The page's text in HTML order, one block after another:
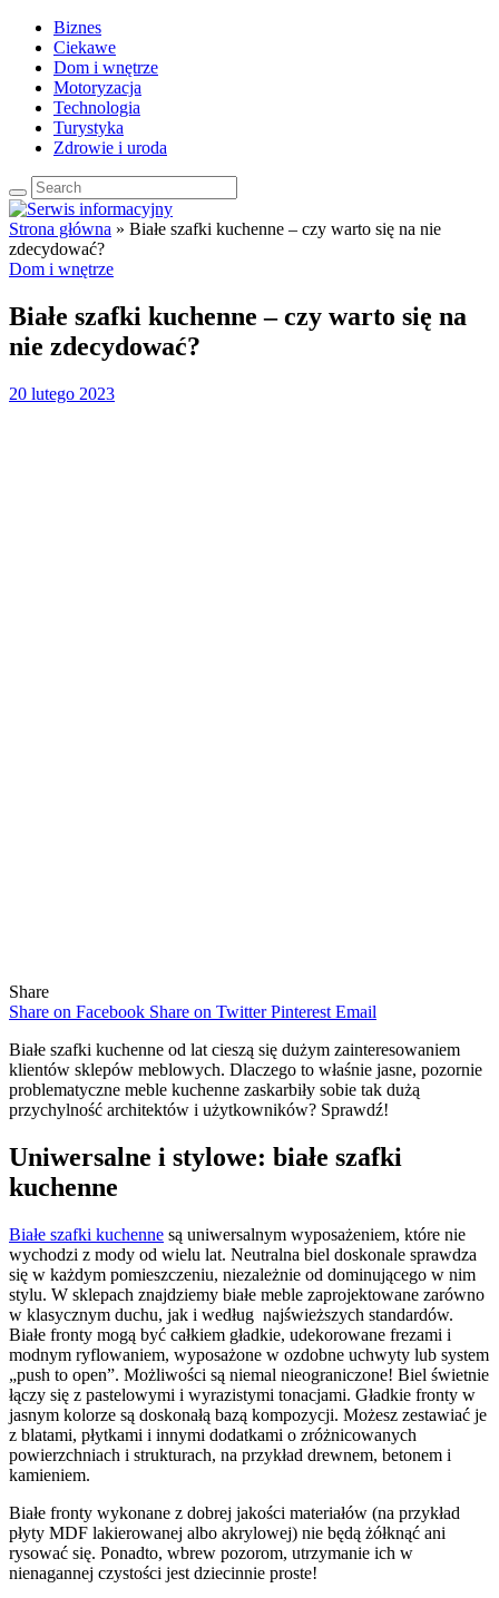
Biznes
Ciekawe
Dom i wnętrze
Motoryzacja
Technologia
Turystyka
Zdrowie i uroda
Strona główna » Białe szafki kuchenne – czy warto się na nie
zdecydować?
Dom i wnętrze
Białe szafki kuchenne – czy warto się na
nie zdecydować?
20 lutego 2023
Share
Share on Facebook Share on Twitter Pinterest Email
Białe szafki kuchenne od lat cieszą się dużym zainteresowaniem
klientów sklepów meblowych. Dlaczego to właśnie jasne, pozornie
problematyczne meble kuchenne zaskarbiły sobie tak dużą
przychylność architektów i użytkowników? Sprawdź!
Uniwersalne i stylowe: białe szafki
kuchenne
Białe szafki kuchenne są uniwersalnym wyposażeniem, które nie
wychodzi z mody od wielu lat. Neutralna biel doskonale sprawdza
się w każdym pomieszczeniu, niezależnie od dominującego w nim
stylu. W sklepach znajdziemy białe meble zaprojektowane zarówno
w klasycznym duchu, jak i według najświeższych standardów.
Białe fronty mogą być całkiem gładkie, udekorowane frezami i
modnym ryflowaniem, wyposażone w ozdobne uchwyty lub system
„push to open”. Możliwości są niemal nieograniczone! Biel świetnie
łączy się z pastelowymi i wyrazistymi tonacjami. Gładkie fronty w
jasnym kolorze są doskonałą bazą kompozycji. Możesz zestawiać je
z blatami, płytkami i innymi dodatkami o zróżnicowanych
powierzchniach i strukturach, na przykład drewnem, betonem i
kamieniem.
Białe fronty wykonane z dobrej jakości materiałów (na przykład
płyty MDF lakierowanej albo akrylowej) nie będą żółknąć ani
rysować się. Ponadto, wbrew pozorom, utrzymanie ich w
nienagannej czystości jest dziecinnie proste!